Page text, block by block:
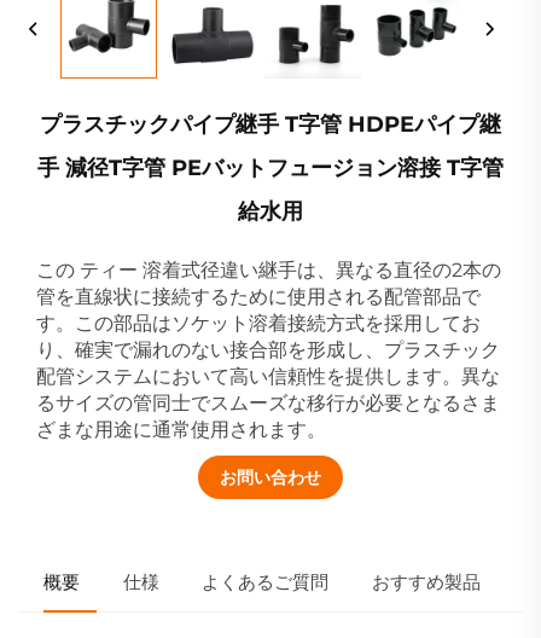
プラスチックパイプ継手 T字管 HDPEパイプ継
手 減径T字管 PEバットフュージョン溶接 T字管
給水用
この ティー 溶着式径違い継手は、異なる直径の2本の
管を直線状に接続するために使用される配管部品で
す。この部品はソケット溶着接続方式を採用してお
り、確実で漏れのない接合部を形成し、プラスチック
配管システムにおいて高い信頼性を提供します。異な
るサイズの管同士でスムーズな移行が必要となるさま
ざまな用途に通常使用されます。
お問い合わせ
概要 仕様 よくあるご質問 おすすめ製品